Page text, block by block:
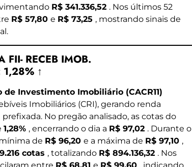
R$ 341.336,52 . Nos últimos 52
R$ 57,80 e R$ 73,25 , mostrando sinais de
FII- RECEB IMOB.
1,28% ↑
de Investimento Imobiliário (CACR11)
Imobiliários (CRI), gerando renda
No pregão analisado, as cotas do
1,28% , encerrando o dia a R$ 97,02 . Durante o
de R$ 96,20 e a máxima de R$ 97,10 ,
9.216 cotas , totalizando R$ 894.136,32 . Nos
entre R$ 68,81 e R$ 99,60 , indicando